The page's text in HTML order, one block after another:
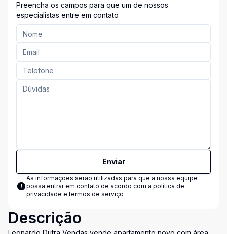
Preencha os campos para que um de nossos
especialistas entre em contato
Enviar
As informações serão utilizadas para que a nossa equipe
possa entrar em contato de acordo com a política de
privacidade e termos de serviço
Descrição